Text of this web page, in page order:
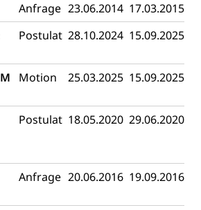
Anfrage 23.06.2014 17.03.2015
Postulat 28.10.2024 15.09.2025
M
Motion 25.03.2025 15.09.2025
Postulat 18.05.2020 29.06.2020
Anfrage 20.06.2016 19.09.2016